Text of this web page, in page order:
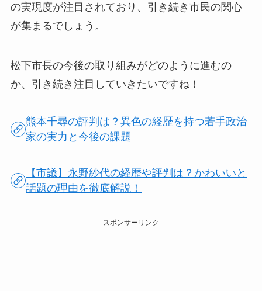
の実現度が注目されており、引き続き市民の関心
が集まるでしょう。
松下市長の今後の取り組みがどのように進むの
か、引き続き注目していきたいですね！
熊本千尋の評判は？異色の経歴を持つ若手政治
家の実力と今後の課題
【市議】永野紗代の経歴や評判は？かわいいと
話題の理由を徹底解説！
スポンサーリンク